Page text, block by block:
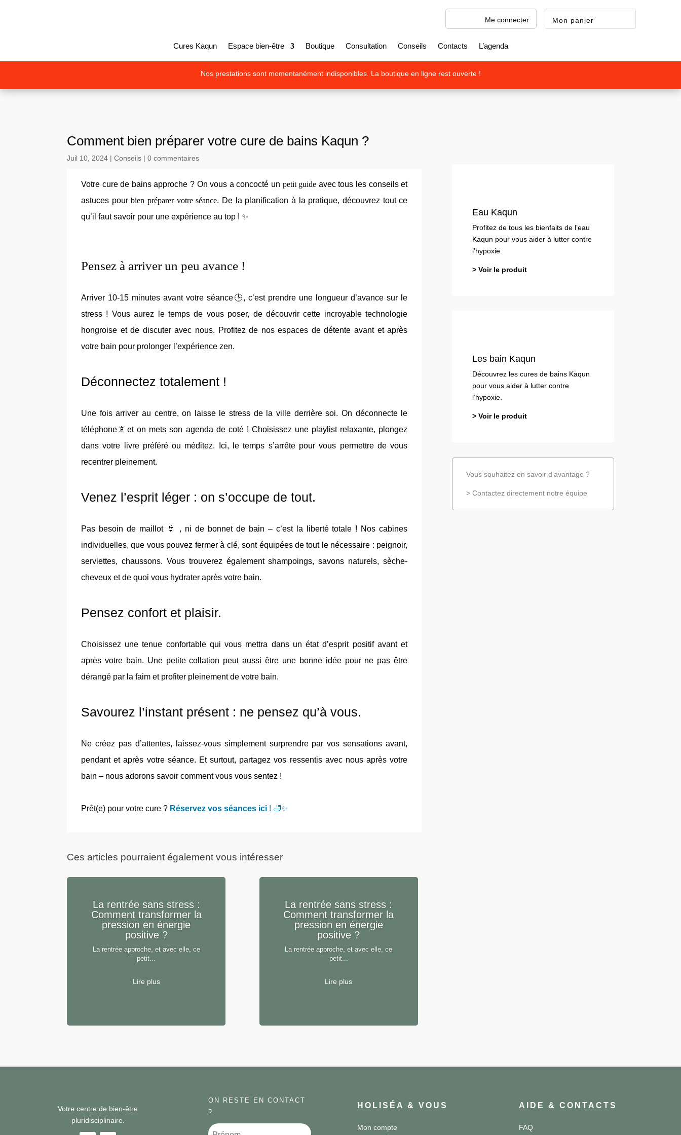
Me connecter Mon panier
Cures Kaqun Espace bien-être Boutique Consultation Conseils Contacts L’agenda
Nos prestations sont momentanément indisponibles. La boutique en ligne rest ouverte !
Comment bien préparer votre cure de bains Kaqun ?
Juil 10, 2024 | Conseils | 0 commentaires
Votre cure de bains approche ? On vous a concocté un petit guide avec tous les conseils et
astuces pourbien préparer votre séance. De la planification à la pratique, découvrez tout ce
qu’il faut savoir pour une expérience au top ! ✨
Pensez à arriver un peu avance !
Arriver 10-15 minutes avant votre séance🕒, c’est prendre une longueur d’avance sur le
stress ! Vous aurez le temps de vous poser, de découvrir cette incroyable technologie
hongroise et de discuter avec nous. Profitez de nos espaces de détente avant et après
votre bain pour prolonger l’expérience zen.
Déconnectez totalement !
Une fois arriver au centre, on laisse le stress de la ville derrière soi. On déconnecte le
téléphone 📵et on mets son agenda de coté ! Choisissez une playlist relaxante, plongez
dans votre livre préféré ou méditez. Ici, le temps s’arrête pour vous permettre de vous
recentrer pleinement.
Venez l’esprit léger : on s’occupe de tout.
Pas besoin de maillot 👙 , ni de bonnet de bain – c’est la liberté totale ! Nos cabines
individuelles, que vous pouvez fermer à clé, sont équipées de tout le nécessaire : peignoir,
serviettes, chaussons. Vous trouverez également shampoings, savons naturels, sèche-
cheveux et de quoi vous hydrater après votre bain.
Pensez confort et plaisir.
Choisissez une tenue confortable qui vous mettra dans un état d’esprit positif avant et
après votre bain. Une petite collation peut aussi être une bonne idée pour ne pas être
dérangé par la faim et profiter pleinement de votre bain.
Savourez l’instant présent : ne pensez qu’à vous.
Ne créez pas d’attentes, laissez-vous simplement surprendre par vos sensations avant,
pendant et après votre séance. Et surtout, partagez vos ressentis avec nous après votre
bain – nous adorons savoir comment vous vous sentez !
Prêt(e) pour votre cure ? Réservez vos séances ici ! 🛁✨
Eau Kaqun
Profitez de tous les bienfaits de l’eau
Kaqun pour vous aider à lutter contre
l’hypoxie.
> Voir le produit
Les bain Kaqun
Découvrez les cures de bains Kaqun
pour vous aider à lutter contre
l’hypoxie.
> Voir le produit
Vous souhaitez en savoir d’avantage ?
> Contactez directementnotre équipe
Ces articles pourraient également vous intéresser
La rentrée sans stress :
Comment transformer la
pression en énergie
positive ?
La rentrée approche, et avec elle, ce
petit...
Lire plus
La rentrée sans stress :
Comment transformer la
pression en énergie
positive ?
La rentrée approche, et avec elle, ce
petit...
Lire plus
Votre centre de bien-être
pluridisciplinaire.
ON RESTE EN CONTACT
?
HOLISÉA & VOUS
Mon compte
AIDE & CONTACTS
FAQ